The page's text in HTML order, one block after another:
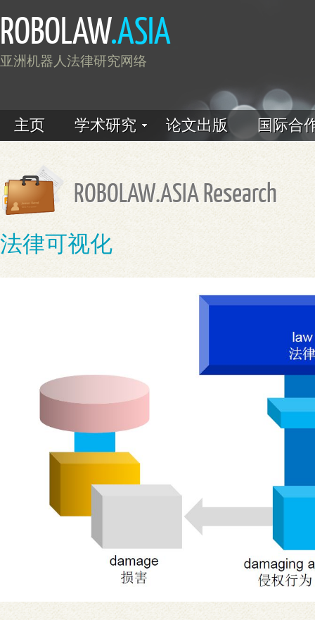
ROBOLAW.ASIA
亚洲机器人法律研究网络
主页 学术研究 论文出版 国际合
ROBOLAW.ASIA Research
法律可视化